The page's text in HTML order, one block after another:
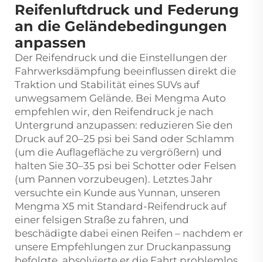
Reifenluftdruck und Federung
an die Geländebedingungen
anpassen
Der Reifendruck und die Einstellungen der
Fahrwerksdämpfung beeinflussen direkt die
Traktion und Stabilität eines SUVs auf
unwegsamem Gelände. Bei Mengma Auto
empfehlen wir, den Reifendruck je nach
Untergrund anzupassen: reduzieren Sie den
Druck auf 20–25 psi bei Sand oder Schlamm
(um die Auflagefläche zu vergrößern) und
halten Sie 30–35 psi bei Schotter oder Felsen
(um Pannen vorzubeugen). Letztes Jahr
versuchte ein Kunde aus Yunnan, unseren
Mengma X5 mit Standard-Reifendruck auf
einer felsigen Straße zu fahren, und
beschädigte dabei einen Reifen – nachdem er
unsere Empfehlungen zur Druckanpassung